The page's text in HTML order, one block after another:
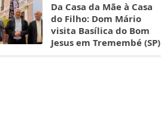
Da Casa da Mãe à Casa
do Filho: Dom Mário
visita Basílica do Bom
Jesus em Tremembé (SP)